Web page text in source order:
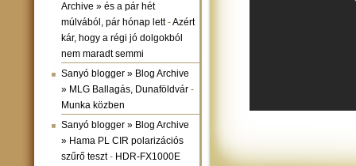
Archive » és a pár hét
múlvából, pár hónap lett-Azért
kár, hogy a régi jó dolgokból
nem maradt semmi
Sanyó blogger » Blog Archive
» MLG Ballagás, Dunaföldvár -
Munka közben
Sanyó blogger » Blog Archive
» Hama PL CIR polarizációs
szűrő teszt- HDR-FX1000E